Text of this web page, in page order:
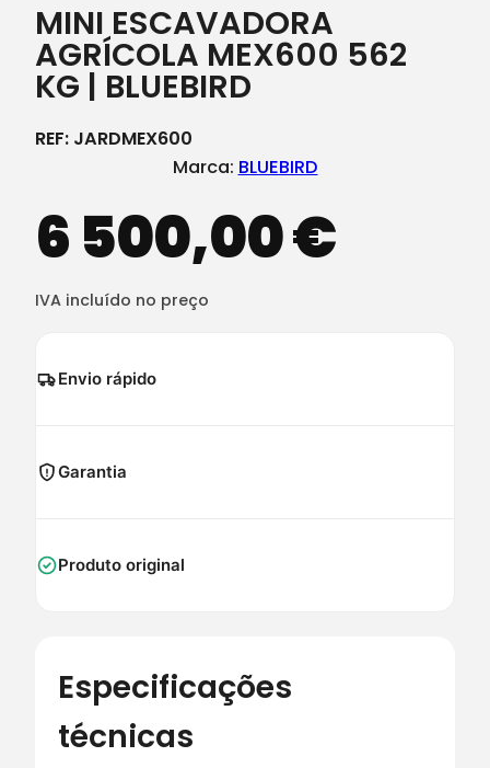
MINI ESCAVADORA
AGRÍCOLA MEX600 562
KG | BLUEBIRD
REF: JARDMEX600
Marca: BLUEBIRD
6 500,00€
IVA incluído no preço
Envio rápido
Garantia
Produto original
Especificações
técnicas